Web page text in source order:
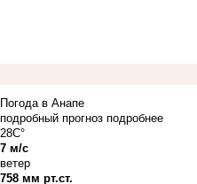
Погода в Анапе
подробный прогноз подробнее
28C°
7 м/с
ветер
758 мм рт.ст.